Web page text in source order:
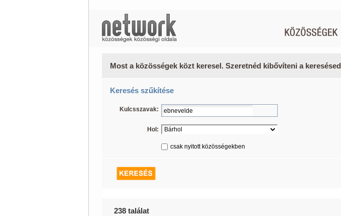
Most a közösségek közt keresel. Szeretnéd kibővíteni a keresésed
Keresés szűkítése
Kulcsszavak:
Hol:
csak nyitott közösségekben
238 találat